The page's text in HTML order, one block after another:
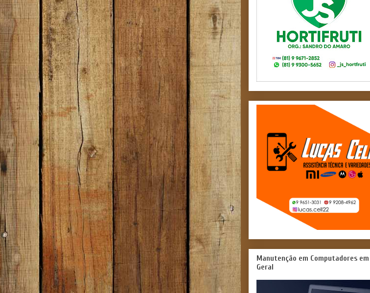
Manutenção em Computadores em
Geral